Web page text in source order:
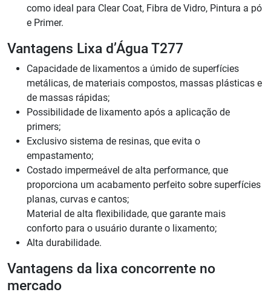
como ideal para Clear Coat, Fibra de Vidro, Pintura a pó
e Primer.
Vantagens Lixa d’Água T277
Capacidade de lixamentos a úmido de superfícies
metálicas, de materiais compostos, massas plásticas e
de massas rápidas;
Possibilidade de lixamento após a aplicação de
primers;
Exclusivo sistema de resinas, que evita o
empastamento;
Costado impermeável de alta performance, que
proporciona um acabamento perfeito sobre superfícies
planas, curvas e cantos;
Material de alta flexibilidade, que garante mais
conforto para o usuário durante o lixamento;
Alta durabilidade.
Vantagens da lixa concorrente no
mercado